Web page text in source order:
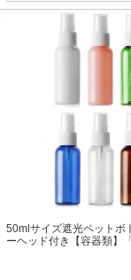
50mlサイズ遮光ペット
ーヘッド付き【容器類】